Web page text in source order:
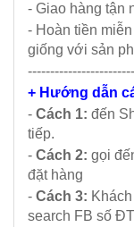
- Giao hàng tận
- Hoàn tiền
giống với sản
+ Hướng dẫn
- Cách 1: đến
tiếp.
- Cách 2: gọi
đặt hàng
- Cách 3:
search FB số ĐT